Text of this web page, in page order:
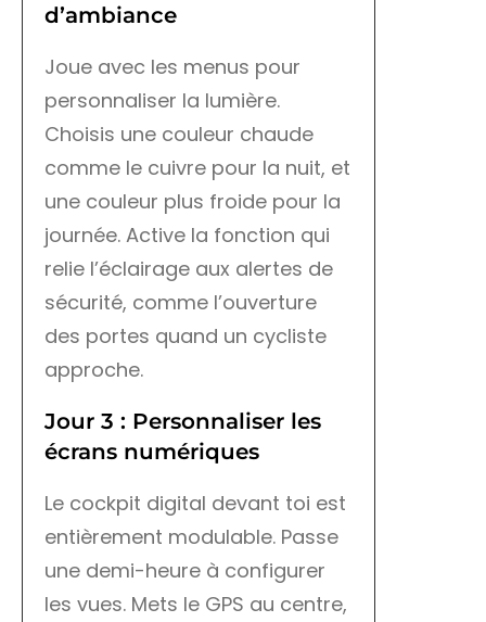
d’ambiance
Joue avec les menus pour
personnaliser la lumière.
Choisis une couleur chaude
comme le cuivre pour la nuit, et
une couleur plus froide pour la
journée. Active la fonction qui
relie l’éclairage aux alertes de
sécurité, comme l’ouverture
des portes quand un cycliste
approche.
Jour 3 : Personnaliser les
écrans numériques
Le cockpit digital devant toi est
entièrement modulable. Passe
une demi-heure à configurer
les vues. Mets le GPS au centre,